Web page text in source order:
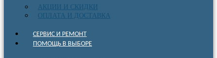
АКЦИИ И СКИДКИ
ОПЛАТА И ДОСТАВКА
СЕРВИС И РЕМОНТ
ПОМОЩЬ В ВЫБОРЕ